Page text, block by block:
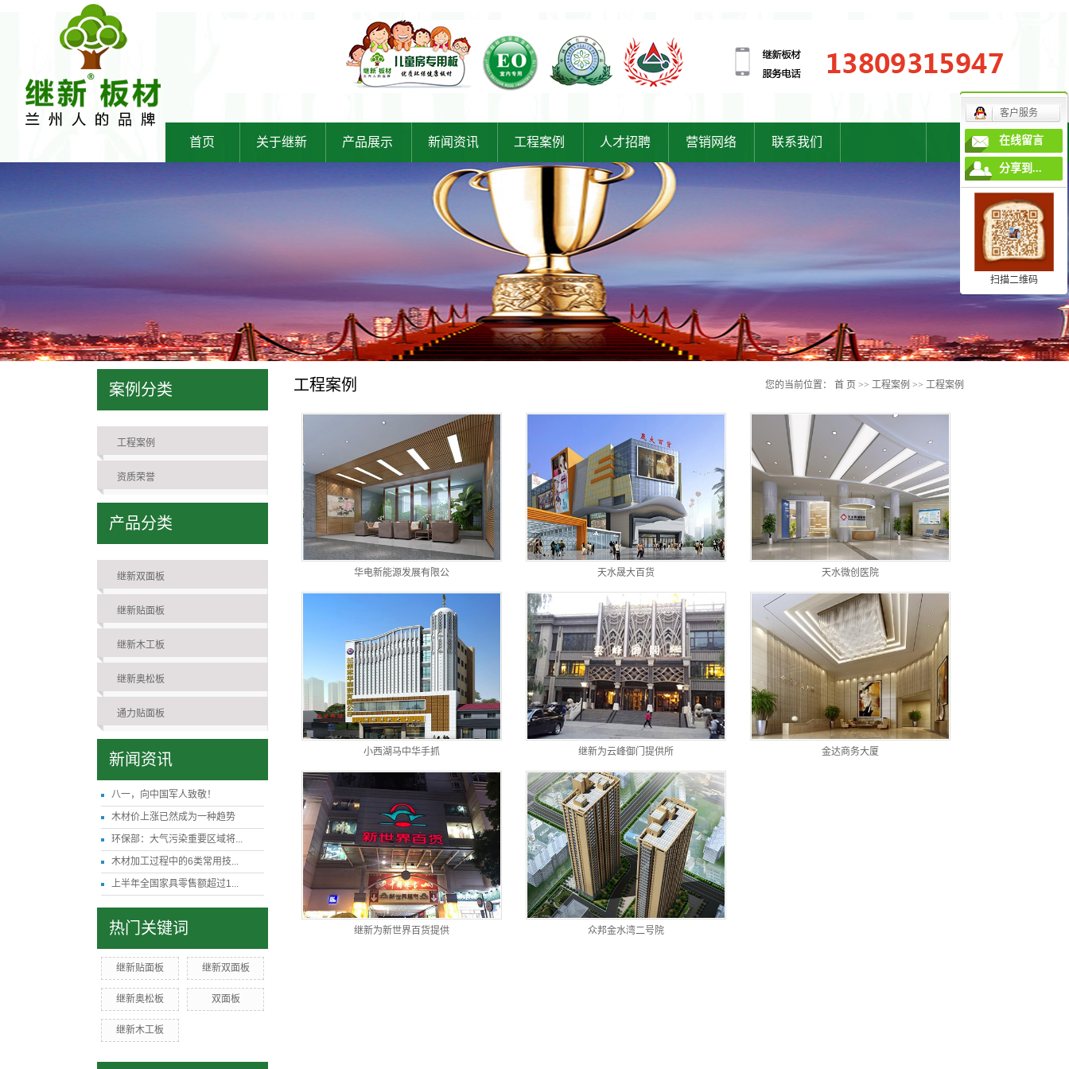
首页 关于继新
企业视频
产品展示 新闻资讯
公司新闻
行业新闻
工程案例
资质荣誉
人才招聘 营销网络 联系我们
案例分类
工程案例
资质荣誉
产品分类
继新双面板
继新贴面板
继新木工板
继新奥松板
通力贴面板
新闻资讯
八一，向中国军人致敬！
木材价上涨已然成为一种趋势
环保部：大气污染重要区域将...
木材加工过程中的6类常用技...
上半年全国家具零售额超过1...
热门关键词
继新贴面板 继新双面板
继新奥松板 双面板
继新木工板
工程案例 您的当前位置： 首 页 >> 工程案例 >> 工程案例
华电新能源发展有限公 天水晟大百货 天水微创医院
小西湖马中华手抓 继新为云峰御门提供所 金达商务大厦
继新为新世界百货提供 众邦金水湾二号院
客户服务
在线留言
分享到...
扫描二维码